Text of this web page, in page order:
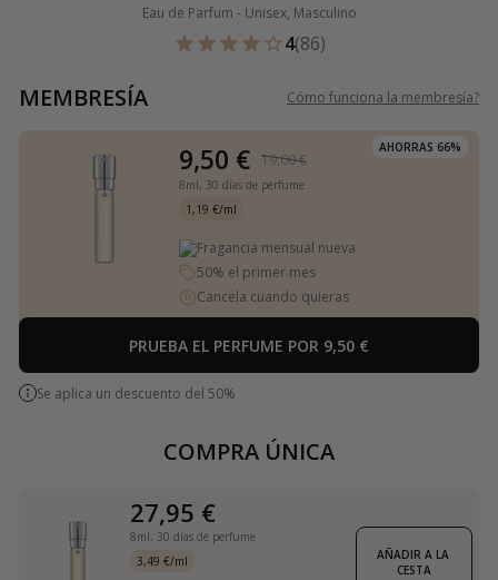
Eau de Parfum - Unisex, Masculino
4(86)
MEMBRESÍA Cómo funciona la membresía?
AHORRAS 66%
9,50 € 19,00 €
8ml, 30 días de perfume
1,19 €/ml
Fragancia mensual nueva
50% el primer mes
Cancela cuando quieras
PRUEBA EL PERFUME POR 9,50 €
Se aplica un descuento del 50%
COMPRA ÚNICA
27,95 €
8ml, 30 días de perfume
3,49 €/ml
AÑADIR A LA
CESTA